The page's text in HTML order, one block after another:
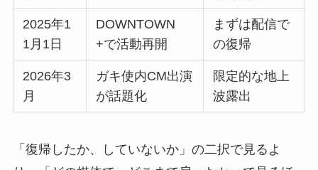
2025年1
1月1日
DOWNTOWN
+で活動再開
まずは配信で
の復帰
2026年3
月
ガキ使内CM出演
が話題化
限定的な地上
波露出
「復帰したか、していないか」の二択で見るよ